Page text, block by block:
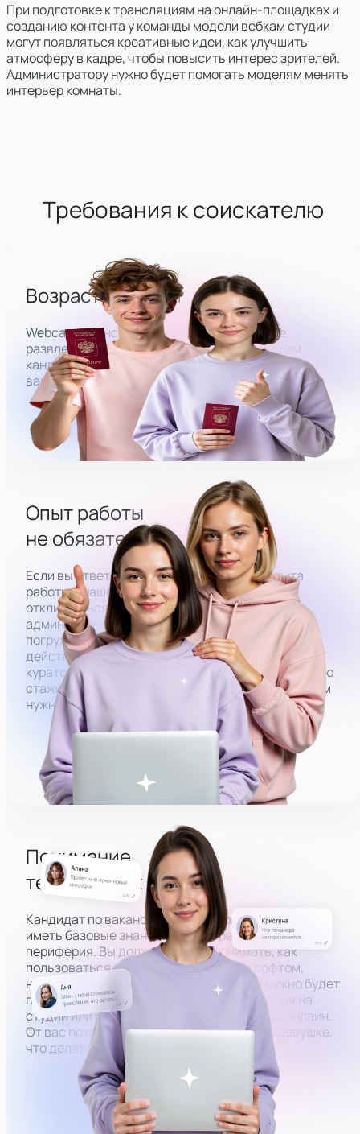
При подготовке к трансляциям на онлайн-площадках и
созданию контента у команды модели вебкам студии
могут появляться креативные идеи, как улучшить
атмосферу в кадре, чтобы повысить интерес зрителей.
Администратору нужно будет помогать моделям менять
интерьер комнаты.
Требования к соискателю
Возраст от 18 лет
Webcam-трансляции — это бизнес в сфере
развлечений для взрослых, поэтому мы ищем
кандидатов на работу строго 18+. Пол для этой
вакансии не имеет значения.
Опыт работы
не обязателен
Если вы ответственный человек, но без опыта
работы в нашей сфере, вы всё равно можете
откликнуться на вакансию. Чтобы у
администраторов со старта получалось плавно
погружаться в работу, мы закрепляем за ними
действующих администраторов. Под их
кураторством вы будете проходить оплачиваемую
стажировку, в результате которой обучитесь всем
нужным навыкам.
Понимание
технических основ
Кандидат по вакансии администратора должен
иметь базовые знания того, как работает ПК и
периферия. Вы должны будете понимать, как
пользоваться всем оборудованием и софтом,
необходимым, чтобы вести эфиры. Вам нужно будет
помогать модели в настройке оборудования на
студии или решать технические проблемы онлайн.
От вас потребуется знать, как объяснить девушке,
что делать, по фото или скриншоту.
Настроить камеру
Разобраться в ПК